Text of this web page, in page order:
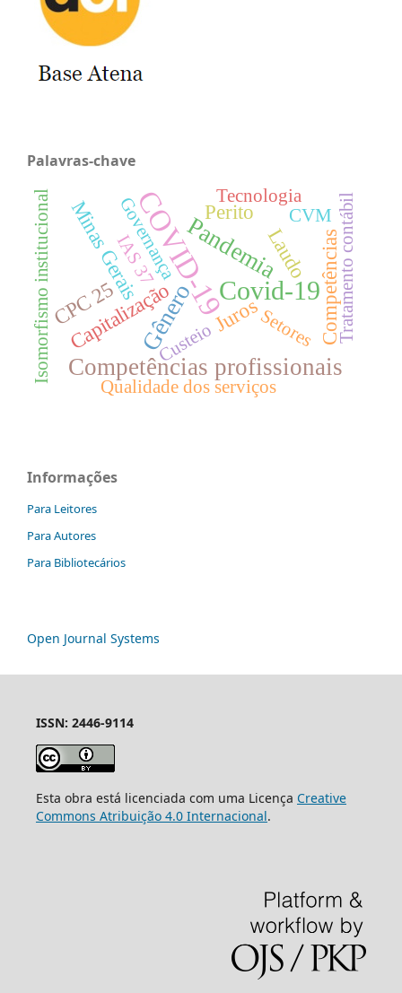
Palavras-chave
COVID-19Covid-19
Gênero
Pandemia
Competências profissionais
Capitalização Juros
Laudo
Perito
Competências
Minas Gerais
CPC 25
Isomorfismo institucional Governança
Custeio
Tecnologia
Qualidade dos serviços
Setores Tratamento contábil
IAS 37
CVM
Informações
Para Leitores
Para Autores
Para Bibliotecários
Open Journal Systems
ISSN: 2446-9114
Esta obra está licenciada com uma Licença Creative
Commons Atribuição 4.0 Internacional.